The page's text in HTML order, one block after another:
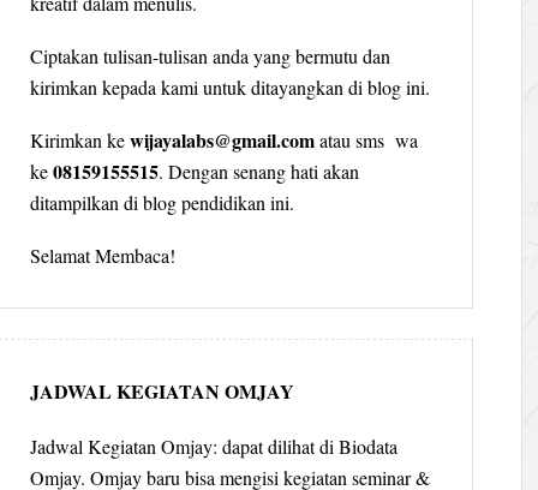
Ciptakan tulisan-tulisan anda yang bermutu dan
kirimkan kepada kami untuk ditayangkan di blog ini.
Kirimkan kewijayalabs@gmail.comatau sms wa
ke08159155515. Dengan senang hati akan
ditampilkan di blog pendidikan ini.
Selamat Membaca!
JADWAL KEGIATAN OMJAY
Jadwal Kegiatan Omjay: dapat dilihat di Biodata
Omjay. Omjay baru bisa mengisi kegiatan seminar &